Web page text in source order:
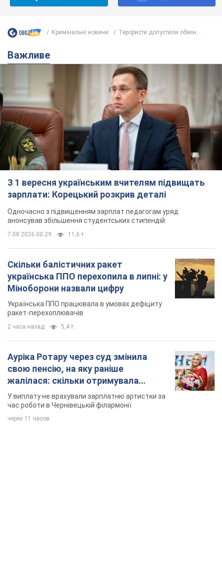
Кримінальні новини Терористи допустили обмін...
Важливе
З 1 вересня українським вчителям підвищать
зарплати: Корецький розкрив деталі
Одночасно з підвищенням зарплат педагогам уряд
анонсував збільшення студентських стипендій
7.08.2026 00:29 11,6 т.
Скільки балістичних ракет
українська ППО перехопила в липні: у
Міноборони назвали цифру
Українська ППО працювала в умовах дефіциту
ракет-перехоплювачів
2 часа назад 5,4 т.
Ауріка Ротару через суд змінила
свою пенсію, на яку раніше
жалілася: скільки отримувала
співачка
У виплату не врахували зарплатню артистки за
час роботи в Чернівецькій філармонії
через 11 часов